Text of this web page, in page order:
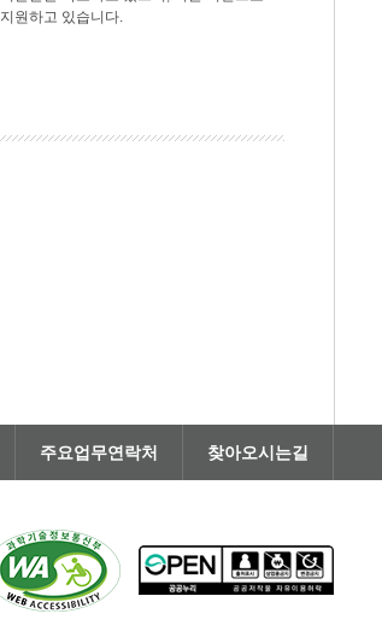
원하고 있습니다.
주요업무연락처 찾아오시는길